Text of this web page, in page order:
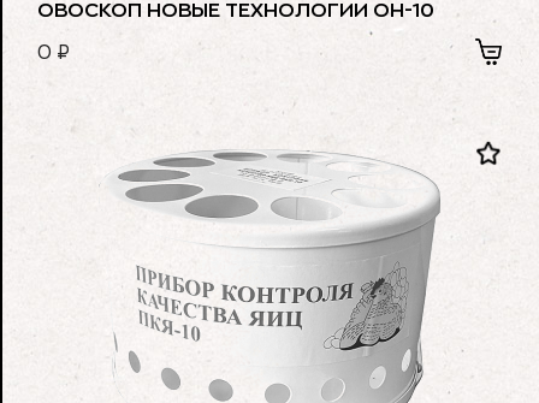
ОВОСКОП НОВЫЕ ТЕХНОЛОГИИ ОН-10
0 ₽